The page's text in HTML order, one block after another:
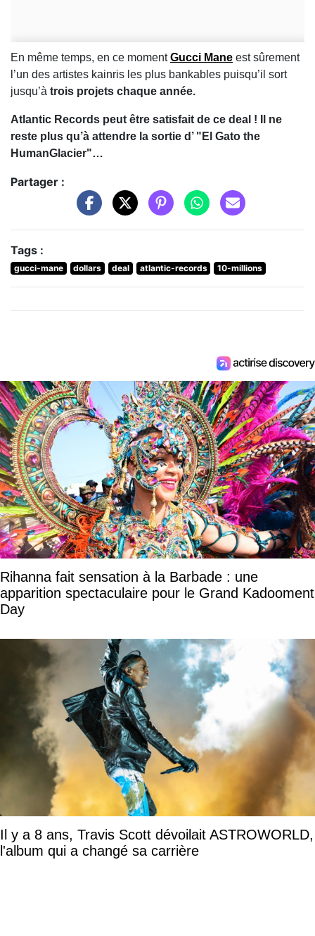
En même temps, en ce momentGucci Mane est sûrement
l’un des artistes kainris les plus bankables puisqu’il sort
jusqu’à trois projets chaque année.
Atlantic Records peut être satisfait de ce deal ! Il ne
reste plus qu’à attendre la sortie d’ "El Gato the
HumanGlacier"…
Partager :
Tags :
gucci-mane dollars deal atlantic-records 10-millions
Rihanna fait sensation à la Barbade : une
apparition spectaculaire pour le Grand Kadooment
Day
Il y a 8 ans, Travis Scott dévoilait ASTROWORLD,
l'album qui a changé sa carrière